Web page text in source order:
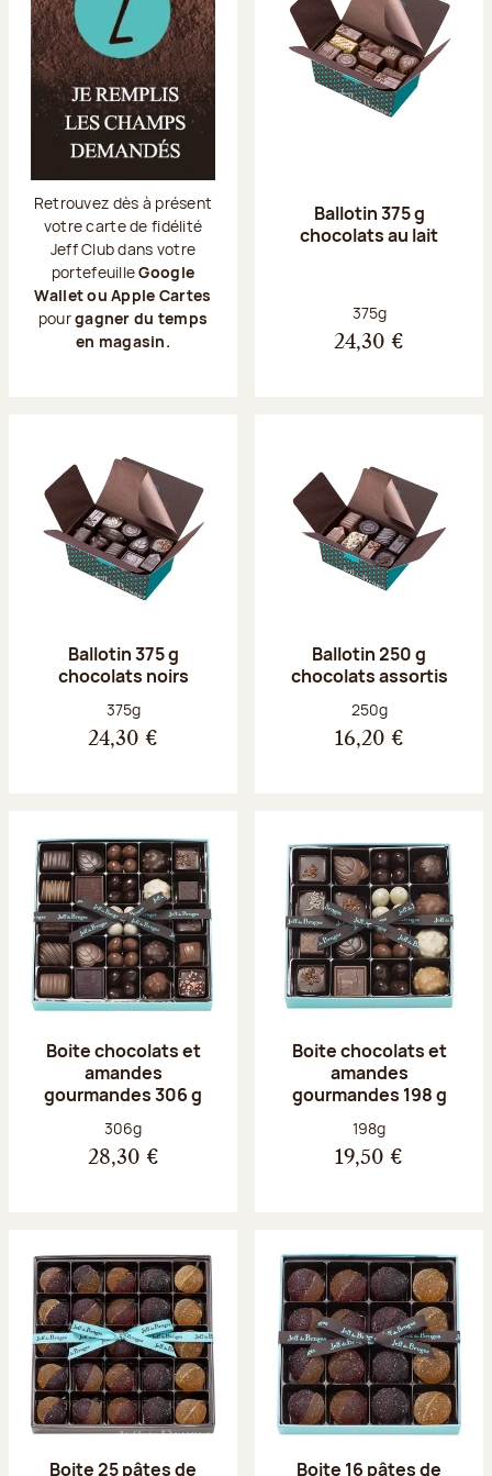
Retrouvez dès à présent
votre carte de fidélité
Jeff Club dans votre
portefeuilleGoogle
Wallet ou Apple Cartes
pourgagner du temps
en magasin.
Ballotin 375 g
chocolats au lait
Poids net :
375g
24,30 €
Ballotin 375 g
chocolats noirs
Poids net :
375g
24,30 €
Ballotin 250 g
chocolats assortis
Poids net :
250g
16,20 €
Boite chocolats et
amandes
gourmandes 306 g
Poids net :
306g
28,30 €
Boite chocolats et
amandes
gourmandes 198 g
Poids net :
198g
19,50 €
Boite 25 pâtes de Boite 16 pâtes de